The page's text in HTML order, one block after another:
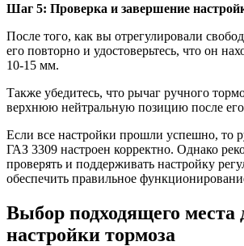
Шаг 5: Проверка и завершение
После того, как вы отрегулировали
его повторно и удостоверьтесь, что он
10-15 мм.
Также убедитесь, что рычаг ручного
верхнюю нейтральную позицию после его
Если все настройки прошли успешно, то
ГАЗ 3309 настроен корректно. Однако
проверять и поддерживать настройку
обеспечить правильное
Выбор подходящего места
настройки тормоза